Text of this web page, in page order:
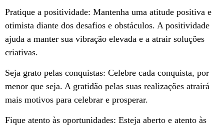
Pratique a positividade: Mantenha uma atitude positiva e
otimista diante dos desafios e obstáculos. A positividade
ajuda a manter sua vibração elevada e a atrair soluções
criativas.
Seja grato pelas conquistas: Celebre cada conquista, por
menor que seja. A gratidão pelas suas realizações atrairá
mais motivos para celebrar e prosperar.
Fique atento às oportunidades: Esteja aberto e atento às